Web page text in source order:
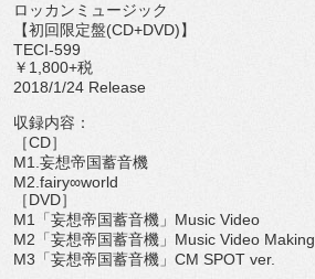
ロッカンミュージック
【初回限定盤(CD+DVD)】
TECI-599
￥1,800+税
2018/1/24 Release
収録内容：
［CD］
M1.妄想帝国蓄音機
M2.fairy∞world
［DVD］
M1「妄想帝国蓄音機」Music Video
M2「妄想帝国蓄音機」Music Video Making
M3「妄想帝国蓄音機」CM SPOT ver.